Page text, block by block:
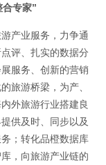
专家”
产业服务，力争通
评、扎实的数据分
服务、创新的营销
旅游桥梁，为产、
外旅游行业搭建良
供及时、同步以及
；转化品橙数据库
，向旅游产业链的